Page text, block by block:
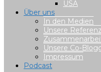
USA
Über uns
In den Medien
Unsere
Unsere Co-
Impressum
Podcast